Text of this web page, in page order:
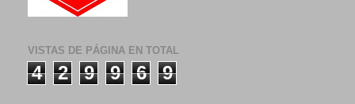
VISTAS DE PÁGINA EN TOTAL
4 2 9 9 6 9